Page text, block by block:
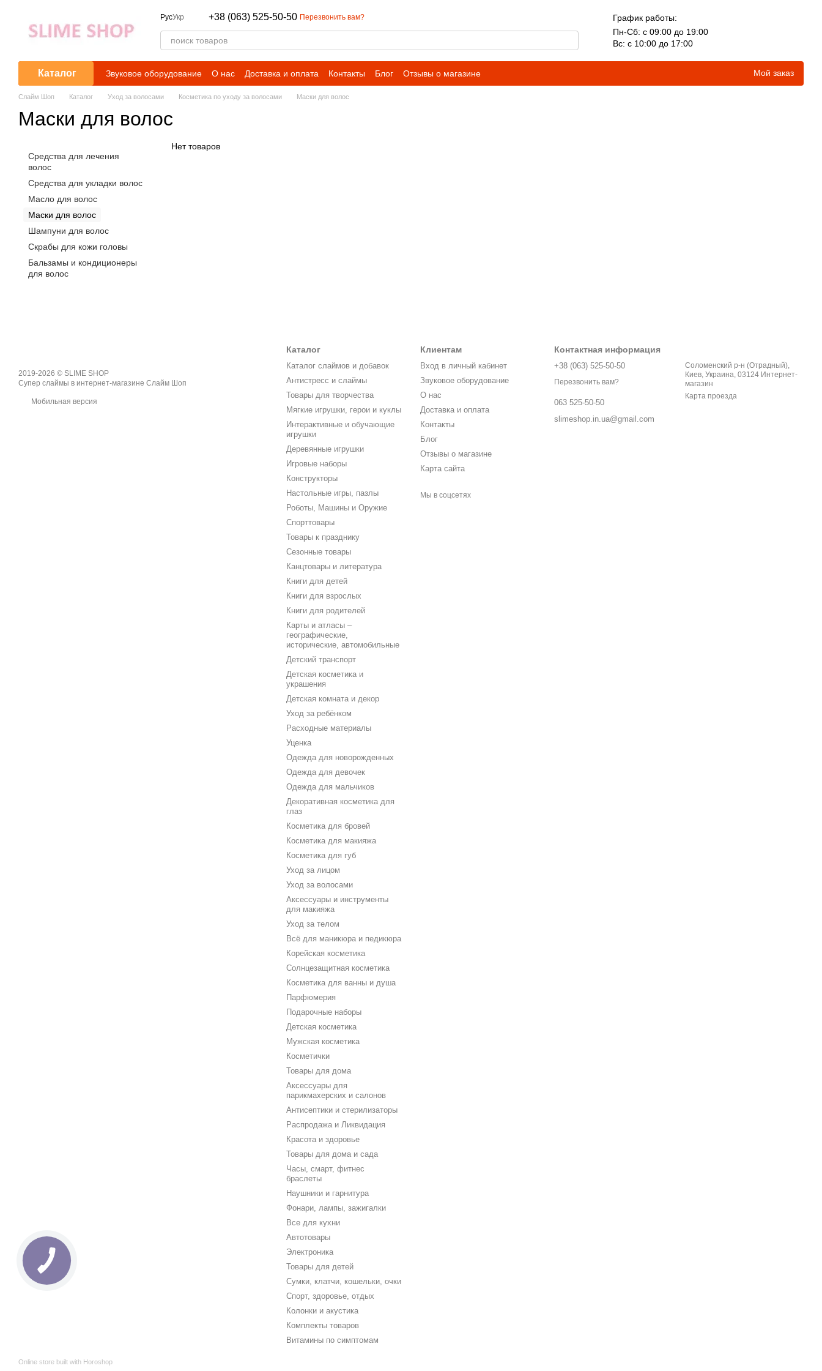
РусУкр +38 (063) 525-50-50 Перезвонить вам?
График работы:
Пн-Сб: с 09:00 до 19:00
Вс: с 10:00 до 17:00
Каталог Звуковое оборудование О нас Доставка и оплата Контакты Блог Отзывы о магазине Мой заказ
Слайм Шоп Каталог Уход за волосами Косметика по уходу за волосами Маски для волос
Маски для волос
Нет товаров
Средства для лечения
волос
Средства для укладки волос
Масло для волос
Маски для волос
Шампуни для волос
Скрабы для кожи головы
Бальзамы и кондиционеры
для волос
2019-2026 © SLIME SHOP
Супер слаймы в интернет-магазине Слайм Шоп
Мобильная версия
Online store built with Horoshop
Каталог
Каталог слаймов и добавок
Антистресс и слаймы
Товары для творчества
Мягкие игрушки, герои и куклы
Интерактивные и обучающие
игрушки
Деревянные игрушки
Игровые наборы
Конструкторы
Настольные игры, пазлы
Роботы, Машины и Оружие
Спорттовары
Товары к празднику
Сезонные товары
Канцтовары и литература
Книги для детей
Книги для взрослых
Книги для родителей
Карты и атласы –
географические,
исторические, автомобильные
Детский транспорт
Детская косметика и
украшения
Детская комната и декор
Уход за ребёнком
Расходные материалы
Уценка
Одежда для новорожденных
Одежда для девочек
Одежда для мальчиков
Декоративная косметика для
глаз
Косметика для бровей
Косметика для макияжа
Косметика для губ
Уход за лицом
Уход за волосами
Аксессуары и инструменты
для макияжа
Уход за телом
Всё для маникюра и педикюра
Корейская косметика
Солнцезащитная косметика
Косметика для ванны и душа
Парфюмерия
Подарочные наборы
Детская косметика
Мужская косметика
Косметички
Товары для дома
Аксессуары для
парикмахерских и салонов
Антисептики и стерилизаторы
Распродажа и Ликвидация
Красота и здоровье
Товары для дома и сада
Часы, смарт, фитнес
браслеты
Наушники и гарнитура
Фонари, лампы, зажигалки
Все для кухни
Автотовары
Электроника
Товары для детей
Сумки, клатчи, кошельки, очки
Спорт, здоровье, отдых
Колонки и акустика
Комплекты товаров
Витамины по симптомам
Клиентам
Вход в личный кабинет
Звуковое оборудование
О нас
Доставка и оплата
Контакты
Блог
Отзывы о магазине
Карта сайта
Мы в соцсетях
Контактная информация
+38 (063) 525-50-50
Перезвонить вам?
063 525-50-50
slimeshop.in.ua@gmail.com
Соломенский р-н (Отрадный),
Киев, Украина, 03124 Интернет-
магазин
Карта проезда